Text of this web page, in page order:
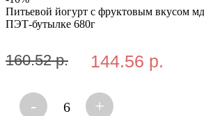
Питьевой йогурт с фруктовым вкусом
ПЭТ-бутылке 680г
160.52 р. 144.56 р.
- 6 +